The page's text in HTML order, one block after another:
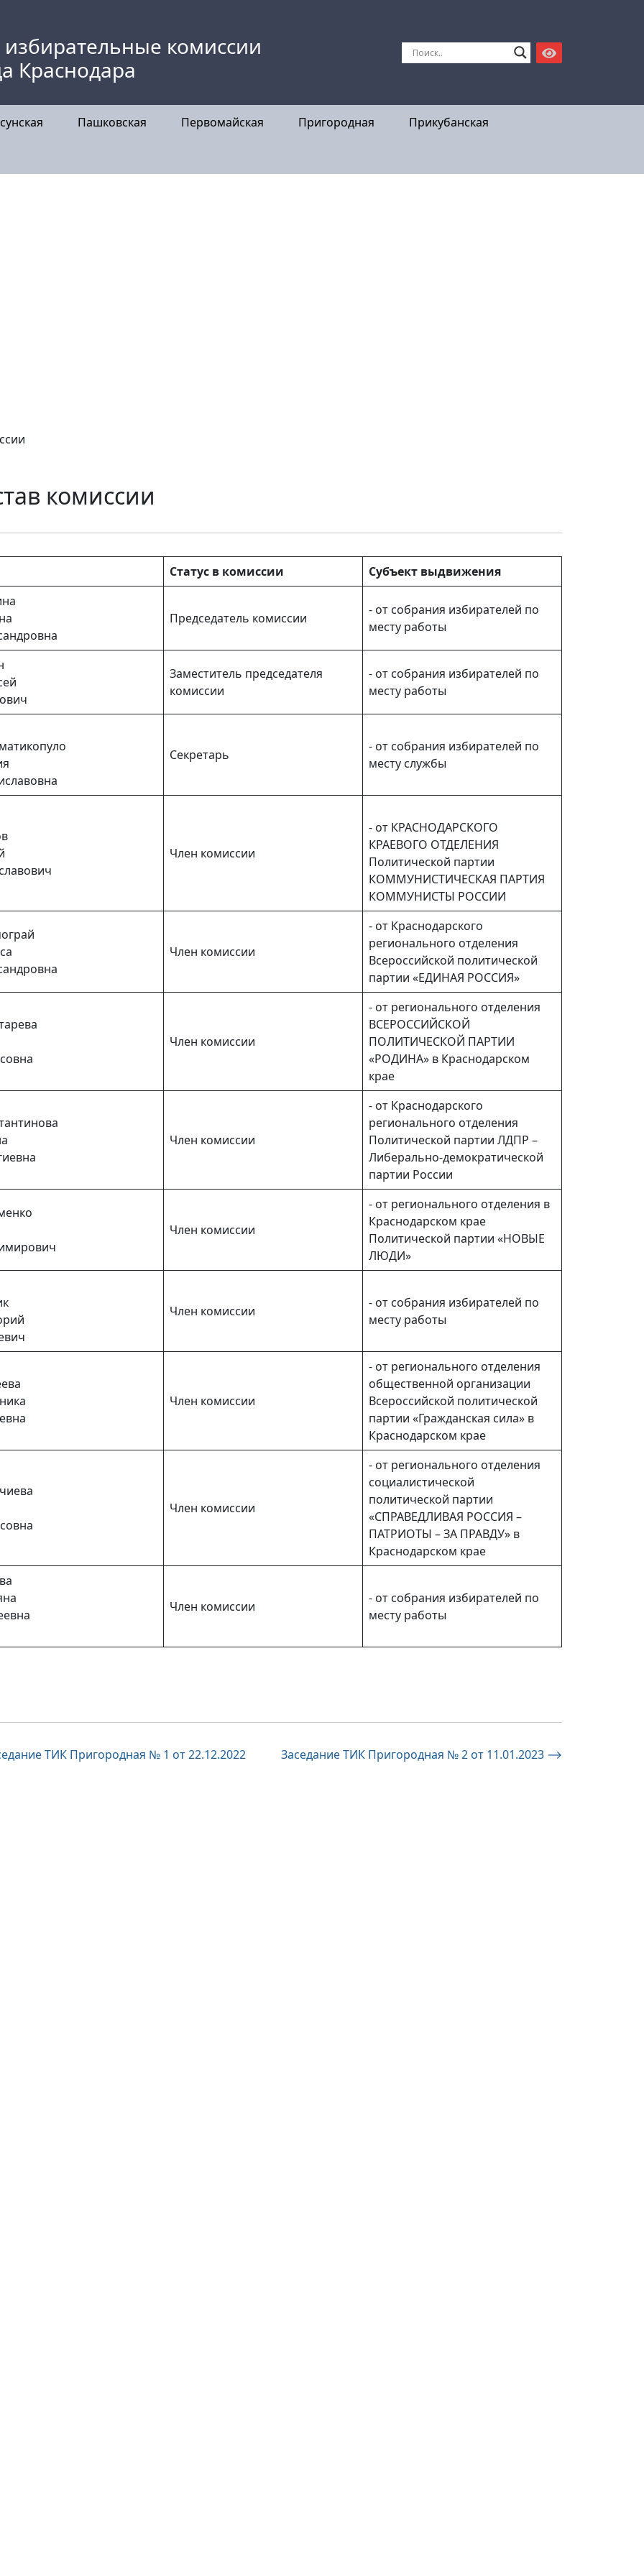
комиссии
Краснодара
Пашковская Первомайская Пригородная Прикубанская
комиссии
Статус в комиссии
Субъект выдвижения
Председатель комиссии
- от собрания избирателей по
месту работы
Заместитель председателя
комиссии
- от собрания избирателей по
месту работы
Секретарь
- от собрания избирателей по
месту службы
Член комиссии
- от КРАСНОДАРСКОГО
КРАЕВОГО ОТДЕЛЕНИЯ
Политической партии
КОММУНИСТИЧЕСКАЯ ПАРТИЯ
КОММУНИСТЫ РОССИИ
Член комиссии
- от Краснодарского
регионального отделения
Всероссийской политической
партии «ЕДИНАЯ РОССИЯ»
Член комиссии
- от регионального отделения
ВСЕРОССИЙСКОЙ
ПОЛИТИЧЕСКОЙ ПАРТИИ
«РОДИНА» в Краснодарском
крае
Член комиссии
- от Краснодарского
регионального отделения
Политической партии ЛДПР –
Либерально-демократической
партии России
Член комиссии
- от регионального отделения в
Краснодарском крае
Политической партии «НОВЫЕ
ЛЮДИ»
Член комиссии
- от собрания избирателей по
месту работы
Член комиссии
- от регионального отделения
общественной организации
Всероссийской политической
партии «Гражданская сила» в
Краснодарском крае
Член комиссии
- от регионального отделения
социалистической
политической партии
«СПРАВЕДЛИВАЯ РОССИЯ –
ПАТРИОТЫ – ЗА ПРАВДУ» в
Краснодарском крае
Член комиссии
- от собрания избирателей по
месту работы
ТИК Пригородная № 1 от 22.12.2022 Заседание ТИК Пригородная № 2 от 11.01.2023 ⟶